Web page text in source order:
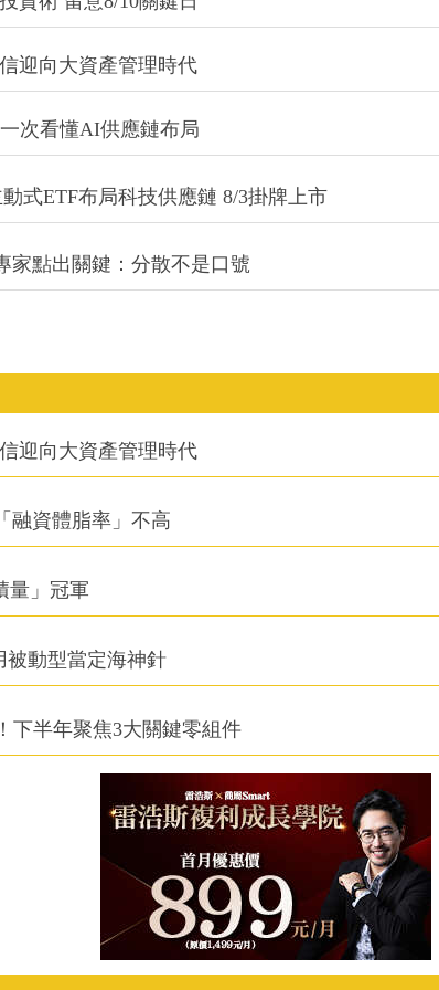
迎向大資產管理時代
次看懂AI供應鏈布局
式ETF布局科技供應鏈 8/3掛牌上市
家點出關鍵：分散不是口號
迎向大資產管理時代
融資體脂率」不高
量」冠軍
被動型當定海神針
下半年聚焦3大關鍵零組件